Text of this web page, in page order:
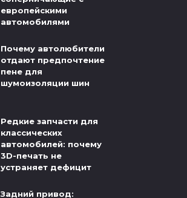
европейскими
автомобилями
Почему автолюбители
отдают предпочтение
пене для
шумоизоляции шин
Редкие запчасти для
классических
автомобилей: почему
3D-печать не
устраняет дефицит
Задний привод: